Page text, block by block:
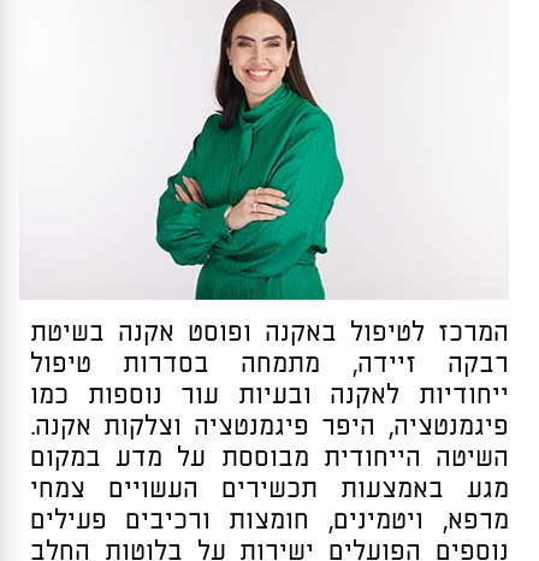
המרכז לטיפול באקנה ופוסט אקנה בשיטת
רבקה זיידה, מתמחה בסדרות טיפול
ייחודיות לאקנה ובעיות עור נוספות כמו
פיגמנטציה, היפר פיגמנטציה וצלקות אקנה.
השיטה הייחודית מבוססת על מדע במקום
מגע באמצעות תכשירים העשויים צמחי
מרפא, ויטמינים, חומצות ורכיבים פעילים
נוספים הפועלים ישירות על בלוטות החלב